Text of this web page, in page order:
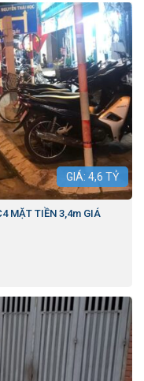
GIÁ: 4,6 TỶ
MẶT TIỀN 3,4m GIÁ